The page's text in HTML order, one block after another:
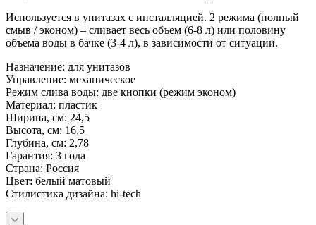
Используется в унитазах с инсталляцией. 2 режима (полный
смыв / эконом) – сливает весь объем (6-8 л) или половину
объема воды в бачке (3-4 л), в зависимости от ситуации.
Назначение: для унитазов
Управление: механическое
Режим слива воды: две кнопки (режим эконом)
Материал: пластик
Ширина, см: 24,5
Высота, см: 16,5
Глубина, см: 2,78
Гарантия: 3 года
Страна: Россия
Цвет: белый матовый
Стилистика дизайна: hi-tech